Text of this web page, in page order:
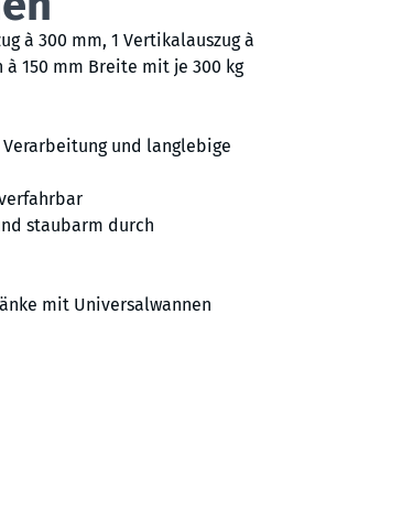
à 300 mm, 1 Vertikalauszug à
150 mm Breite mit je 300 kg
und langlebige
staubarm durch
mit Universalwannen